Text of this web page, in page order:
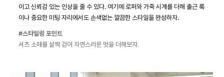
이고 신뢰감 있는 인상을 줄 수 있다. 여기에 로퍼와 가죽 시계를 더해 출근 룩
이나 중요한 미팅 자리에서도 손색없는 깔끔한 스타일을 완성하자.
#스타일링 포인트
셔츠 소매를 살짝 걷어 자연스러운 멋을 더해보자.